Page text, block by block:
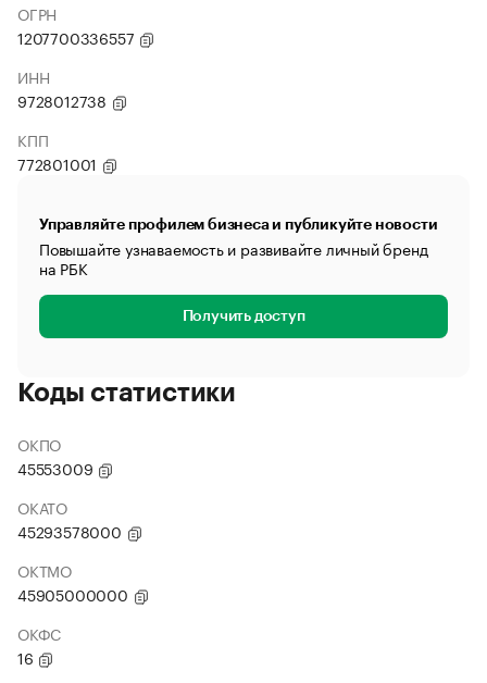
ОГРН
1207700336557
ИНН
9728012738
КПП
772801001
Управляйте профилем бизнеса и публикуйте новости
Повышайте узнаваемость и развивайте личный бренд
на РБК
Получить доступ
Коды статистики
ОКПО
45553009
ОКАТО
45293578000
ОКТМО
45905000000
ОКФС
16